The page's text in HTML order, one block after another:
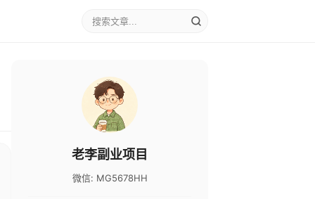
老李副业项目
微信: MG5678HH